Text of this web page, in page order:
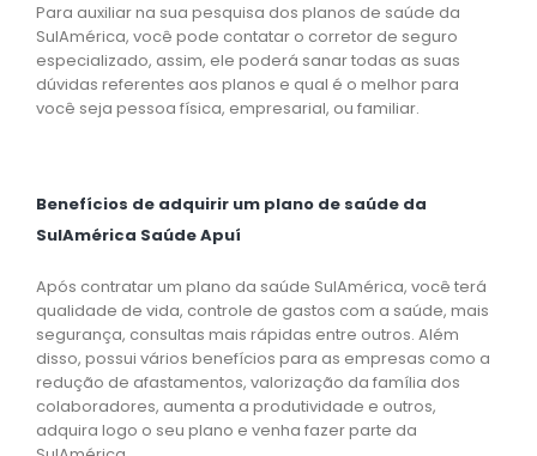
Para auxiliar na sua pesquisa dos planos de saúde da
SulAmérica, você pode contatar o corretor de seguro
especializado, assim, ele poderá sanar todas as suas
dúvidas referentes aos planos e qual é o melhor para
você seja pessoa física, empresarial, ou familiar.
Benefícios de adquirir um plano de saúde da
SulAmérica Saúde Apuí
Após contratar um plano da saúde SulAmérica, você terá
qualidade de vida, controle de gastos com a saúde, mais
segurança, consultas mais rápidas entre outros. Além
disso, possui vários benefícios para as empresas como a
redução de afastamentos, valorização da família dos
colaboradores, aumenta a produtividade e outros,
adquira logo o seu plano e venha fazer parte da